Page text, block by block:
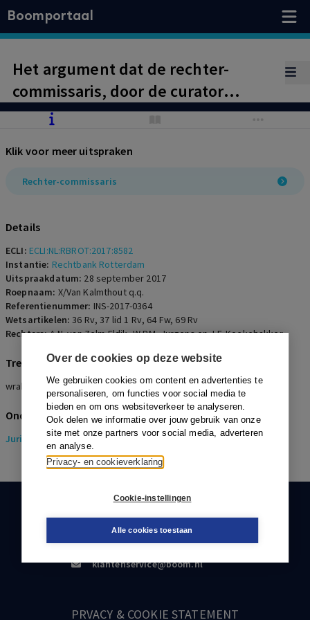
Over de cookies op deze website
We gebruiken cookies om content en advertenties te
personaliseren, om functies voor social media te
bieden en om ons websiteverkeer te analyseren.
Ook delen we informatie over jouw gebruik van onze
site met onze partners voor social media, adverteren
en analyse.
Privacy- en cookieverklaring
Cookie-instellingen
Alle cookies toestaan
Boomportaal
Het argument dat de rechter-
commissaris, door de curator
machtiging te geven om tegen hem
onzorgvuldig handelt omdat zij
moest weten dat verzoeker geen
wraking.
Klik voor meer uitspraken
Rechter-commissaris
Details
ECLI: ECLI:NL:RBROT:2017:8582
Instantie: Rechtbank Rotterdam
Uitspraakdatum: 28 september 2017
Roepnaam: X/Van Kalmthout q.q.
Referentienummer: INS-2017-0364
Wetsartikelen:36 Rv,37 lid 1 Rv, 64 Fw, 69 Rv
Rechters:A.N. van Zelm Eldik, W.P.M. Jurgens en J.F. Koekebakker
Trefwoorden
wraking, rechter-commissaris
Onderwerpen
Juridisch> Insolventierecht
klantenservice@boom.nl
PRVACY & COOKIE STATEMENT